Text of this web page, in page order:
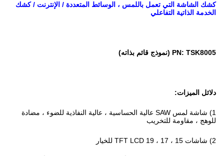
كشك الشاشة التي تعمل باللمس ، الوسائط المتعددة / الإنترنت / كشك
الخدمة الذاتية التفاعلي
PN: TSK8005 (نموذج قائم بذاته)
دلائل الميزات:
1) شاشة لمس SAW عالية الحساسية ، عالية النفاذية للضوء ، مضادة
للوهج ، مقاومة للتخريب
2) شاشات 15 ، 17 ، 19 TFT LCD للخيار